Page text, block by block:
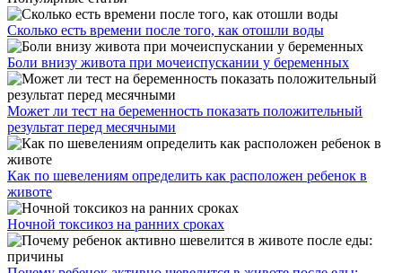
Сколько есть времени после того, как отошли воды
Боли внизу живота при мочеиспускании у беременных
Может ли тест на беременность показать положительный
результат перед месячными
Как по шевелениям определить как расположен ребенок в
животе
Ночной токсикоз на ранних сроках